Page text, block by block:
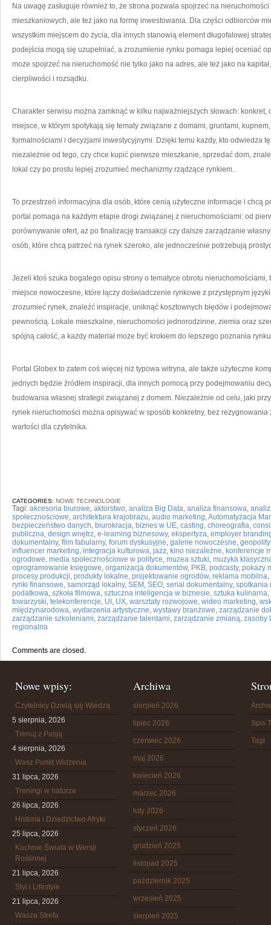
Na uwagę zasługuje również to, że strona pozwala spojrzeć na
mieszkaniowych, ale też jako na formę inwestowania. Dla części odbiorców
wszystkim miejscem do życia, dla innych stanowią element długofalowej
podejścia mogą się uzupełniać, a zrozumienie rynku pomaga lepiej oceniać
może spojrzeć na nieruchomość nie tylko jako na adres, ale też jako na
cierpliwości i rozsądku.
Charakter serwisu można zamknąć w kilku najważniejszych słowach:
miejsce, w którym spotykają się tematy związane z domami, gruntami,
formalnościami i decyzjami inwestycyjnymi. Dzięki temu każdy, kto odwiedza
niezależnie od tego, czy chce kupić pierwsze mieszkanie, sprzedać dom,
lokal czy po prostu lepiej zrozumieć mechanizmy rządzące rynkiem.
To przestrzeń informacyjna dla osób, które cenią użyteczne informacje i chcą
portal pomaga na każdym etapie drogi związanej z nieruchomościami: od
porównywanie ofert, aż po finalizację transakcji czy dalsze zarządzanie
osób, które chcą patrzeć na rynek szeroko, ale jednocześnie potrzebują
Jeżeli ktoś szuka bogatego opisu strony o tematyce obrotu
miejsce nowoczesne, które łączy doświadczenie rynkowe z przystępnym
zrozumieć rynek, znaleźć inspiracje, uniknąć kosztownych błędów i
pewnością. Lokale mieszkalne, nieruchomości jednorodzinne, ziemia oraz
spójną całość, a każdy materiał może być krokiem do lepszego poznania
Portal Globex to zatem coś więcej niż typowa witryna, ale także użyteczne
jednych będzie źródłem inspiracji, dla innych pomocą przy podejmowaniu
budowania własnej strategii związanej z domem. Niezależnie od celu, jaki
rynek nieruchomości można opisywać w sposób konkretny, bez
wartości dla czytelnika.
CATEGORIES: NOWE TECHNOLOGIE
Tagi: akcesoria biurowe, aktorstwo, analiza Big Data, analiza finansowa,
społecznościowe, architektura krajobrazu, audio marketing,Automatyzacja
bezpieczeństwo danych, biurokracja, biznes w UE, casting, choreografia,
publiczna, design wnętrz, e-learning biznesowy, ekspertyza, employer
dokumentalny, film fabularny, forum dyskusyjne, galerie nowoczesne,
influencer marketing, integracja kulturowa, jazz, kino niezależne, konferencje
ogrodowe, media społecznościowe w polityce, muzea sztuki, muzyka
oprogramowanie księgowe, organizacja dokumentów, PKB, podcasty, pokazy
procesy produkcji, produkty lokalne, projektowanie ogrodów, reklama mobilna,
rynki finansowe, samorząd lokalny, SEM , SEO, serial dokumentalny, spotkania
podatkowa, szkoła filmowa, sztuczna inteligencja w biznesie, sztuka kulinarna,
towarzyski, telekonferencje, UI , UX, warsztaty rozwojowe, wideo marketing,
międzynarodowa, wydarzenia artystyczne, wystawy branżowe, zarządzanie
zarządzanie szkoleniami, zarządzanie talentami, zarządzanie zmianą, zasoby
regionalna
Comments are closed.
Nowe wpisy:
Czytelnicy Dzielą się Wiedzą
5 sierpnia, 2026
Trenuj z Pasją
4 sierpnia, 2026
Wasz Punkt Widzenia
31 lipca, 2026
Treningi w naturze
26 lipca, 2026
Historia i Dziedzictwo Afryki
25 lipca, 2026
Kuchnie Świata w Wersji
Roślinnej
21 lipca, 2026
Styl i Lifestyle
21 lipca, 2026
Wasza Strefa
Archiwa
sierpień 2026
lipiec 2026
czerwiec 2026
maj 2026
kwiecień 2026
marzec 2026
luty 2026
styczeń 2026
grudzień 2025
listopad 2025
październik 2025
wrzesień 2025
sierpień 2025
Spis
Tagi